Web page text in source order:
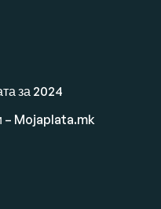
за 2024
– Mojaplata.mk